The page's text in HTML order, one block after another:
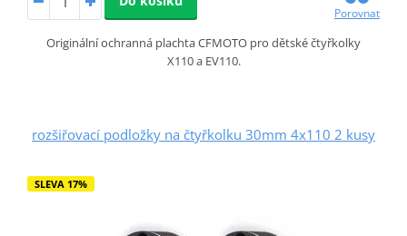
Porovnat
Originální ochranná plachta CFMOTO pro dětské čtyřkolky
X110 a EV110.
rozšiřovací podložky na čtyřkolku 30mm 4x110 2 kusy
SLEVA 17%